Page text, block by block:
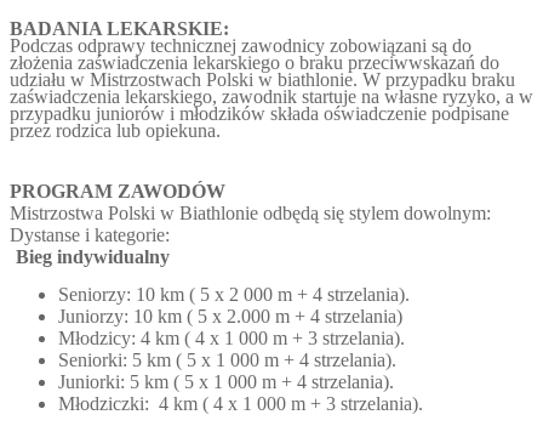
BADANIA LEKARSKIE:
Podczas odprawy technicznej zawodnicy zobowiązani są do
złożenia zaświadczenia lekarskiego o braku przeciwwskazań do
udziału w Mistrzostwach Polski w biathlonie. W przypadku braku
zaświadczenia lekarskiego, zawodnik startuje na własne ryzyko, a w
przypadku juniorów i młodzików składa oświadczenie podpisane
przez rodzica lub opiekuna.
PROGRAM ZAWODÓW
Mistrzostwa Polski w Biathlonie odbędą się stylem dowolnym:
Dystanse i kategorie:
Bieg indywidualny
Seniorzy: 10 km ( 5 x 2 000 m + 4 strzelania).
Juniorzy: 10 km ( 5 x 2.000 m + 4 strzelania)
Młodzicy: 4 km ( 4 x 1 000 m + 3 strzelania).
Seniorki: 5 km ( 5 x 1 000 m + 4 strzelania).
Juniorki: 5 km ( 5 x 1 000 m + 4 strzelania).
Młodziczki: 4 km ( 4 x 1 000 m + 3 strzelania).